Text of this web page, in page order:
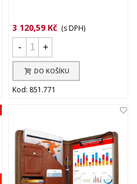
3 120,59 Kč (s DPH)
-
+
DO KOŠÍKU
Kod: 851.771